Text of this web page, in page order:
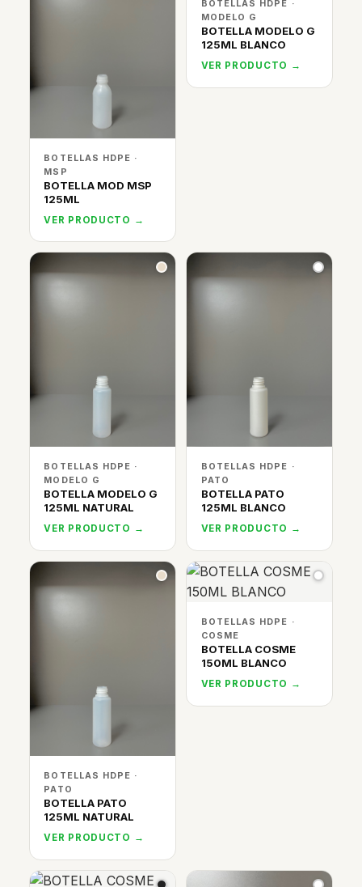
BOTELLAS HDPE ·
MSP
BOTELLA MOD MSP
125ML
VER PRODUCTO →
BOTELLAS HDPE ·
MODELO G
BOTELLA MODELO G
125ML BLANCO
VER PRODUCTO →
BOTELLAS HDPE ·
MODELO G
BOTELLA MODELO G
125ML NATURAL
VER PRODUCTO →
BOTELLAS HDPE ·
PATO
BOTELLA PATO
125ML BLANCO
VER PRODUCTO →
BOTELLAS HDPE ·
PATO
BOTELLA PATO
125ML NATURAL
VER PRODUCTO →
BOTELLAS HDPE ·
COSME
BOTELLA COSME
150ML BLANCO
VER PRODUCTO →